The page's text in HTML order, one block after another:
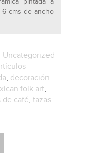
cms de ancho
Uncategorized
, decoración
folk art,
de café, tazas